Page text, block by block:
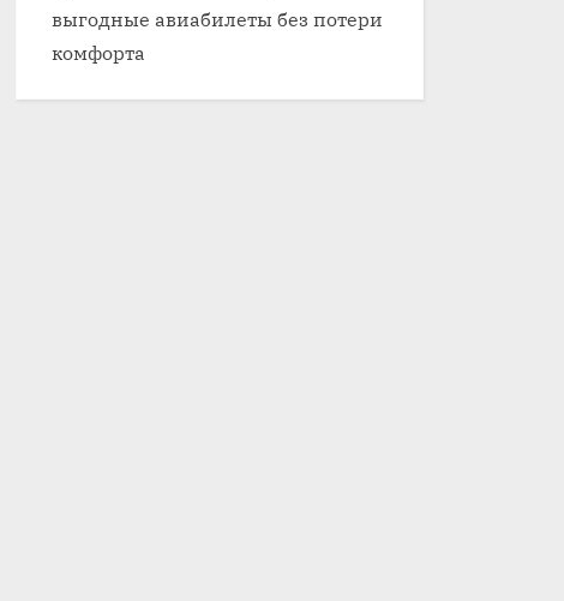
выгодные авиабилеты без потери
комфорта